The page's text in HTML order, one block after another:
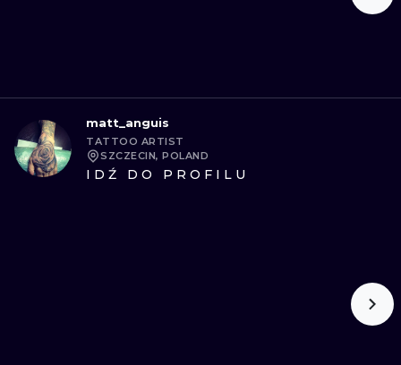
matt_anguis
TATTOO ARTIST
SZCZECIN, POLAND
IDŹ DO PROFILU